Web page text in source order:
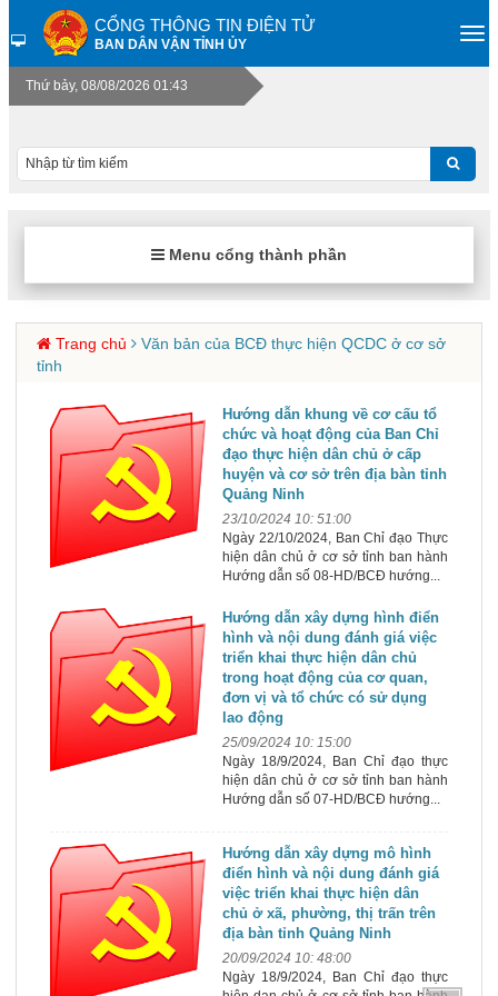
CỔNG THÔNG TIN ĐIỆN TỬ
BAN DÂN VẬN TỈNH ỦY
Thứ bảy, 08/08/2026 01:43
Menu cổng thành phần
Trang chủ
Văn bản của BCĐ thực hiện QCDC ở cơ sở
tỉnh
Hướng dẫn khung về cơ cấu tổ
chức và hoạt động của Ban Chỉ
đạo thực hiện dân chủ ở cấp
huyện và cơ sở trên địa bàn tỉnh
Quảng Ninh
23/10/2024 10: 51:00
Ngày 22/10/2024, Ban Chỉ đạo Thực
hiện dân chủ ở cơ sở tỉnh ban hành
Hướng dẫn số 08-HD/BCĐ hướng...
Hướng dẫn xây dựng hình điển
hình và nội dung đánh giá việc
triển khai thực hiện dân chủ
trong hoạt động của cơ quan,
đơn vị và tổ chức có sử dụng
lao động
25/09/2024 10: 15:00
Ngày 18/9/2024, Ban Chỉ đạo thực
hiện dân chủ ở cơ sở tỉnh ban hành
Hướng dẫn số 07-HD/BCĐ hướng...
Hướng dẫn xây dựng mô hình
điển hình và nội dung đánh giá
việc triển khai thực hiện dân
chủ ở xã, phường, thị trấn trên
địa bàn tỉnh Quảng Ninh
20/09/2024 10: 48:00
Ngày 18/9/2024, Ban Chỉ đạo thực